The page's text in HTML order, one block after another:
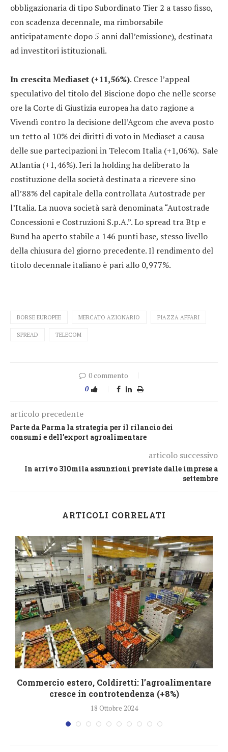
obbligazionaria di tipo Subordinato Tier 2 a tasso fisso,
con scadenza decennale, ma rimborsabile
anticipatamente dopo 5 anni dall’emissione), destinata
ad investitori istituzionali.
In crescita Mediaset (+11,56%). Cresce l’appeal
speculativo del titolo del Biscione dopo che nelle scorse
ore la Corte di Giustizia europea ha dato ragione a
Vivendì contro la decisione dell’Agcom che aveva posto
un tetto al 10% dei diritti di voto in Mediaset a causa
delle sue partecipazioni in Telecom Italia (+1,06%). Sale
Atlantia (+1,46%). Ieri la holding ha deliberato la
costituzione della società destinata a ricevere sino
all’88% del capitale della controllata Autostrade per
l’Italia. La nuova società sarà denominata “Autostrade
Concessioni e Costruzioni S.p.A.”. Lo spread tra Btp e
Bund ha aperto stabile a 146 punti base, stesso livello
della chiusura del giorno precedente. Il rendimento del
titolo decennale italiano è pari allo 0,977%.
BORSE EUROPEE MERCATO AZIONARIO PIAZZA AFFARI
SPREAD TELECOM
0 commento
0
articolo precedente
Parte da Parma la strategia per il rilancio dei
consumi e dell’export agroalimentare
articolo successivo
In arrivo 310mila assunzioni previste dalle imprese a
settembre
ARTICOLI CORRELATI
Commercio estero, Coldiretti: l’agroalimentare
cresce in controtendenza (+8%)
18 Ottobre 2024